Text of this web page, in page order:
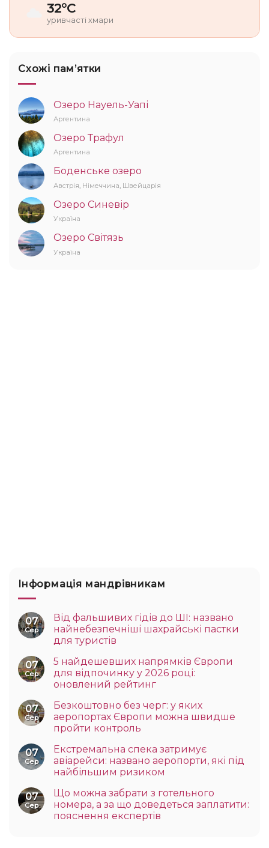
32°C
уривчасті хмари
Схожі памʼятки
Озеро Науель-Уапі
Аргентина
Озеро Трафул
Аргентина
Боденське озеро
Австрія, Німеччина, Швейцарія
Озеро Синевір
Україна
Озеро Світязь
Україна
Інформація мандрівникам
07
Сер
Від фальшивих гідів до ШІ: названо
найнебезпечніші шахрайські пастки
для туристів
07
Сер
5 найдешевших напрямків Європи
для відпочинку у 2026 році:
оновлений рейтинг
07
Сер
Безкоштовно без черг: у яких
аеропортах Європи можна швидше
пройти контроль
07
Сер
Екстремальна спека затримує
авіарейси: названо аеропорти, які під
найбільшим ризиком
07
Сер
Що можна забрати з готельного
номера, а за що доведеться заплатити:
пояснення експертів